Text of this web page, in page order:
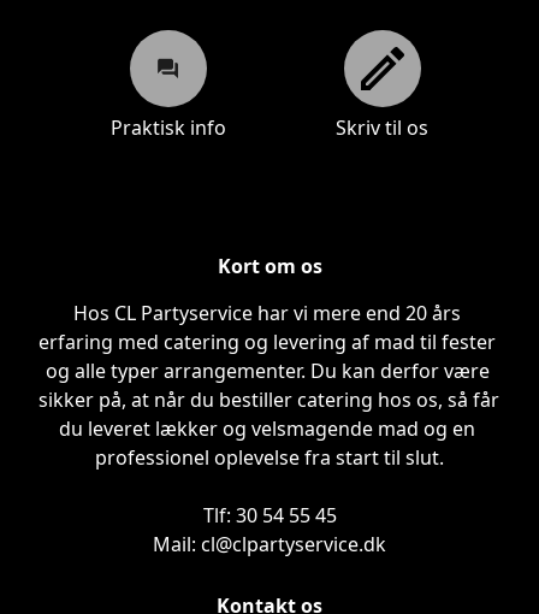
Praktisk info
Praktisk info
Skriv til os
Skriv til os
Kort om os
Hos CL Partyservice har vi mere end 20 års
erfaring med catering og levering af mad til fester
og alle typer arrangementer. Du kan derfor være
sikker på, at når du bestiller catering hos os, så får
du leveret lækker og velsmagende mad og en
professionel oplevelse fra start til slut.
Tlf: 30 54 55 45
Mail: cl@clpartyservice.dk
Kontakt os